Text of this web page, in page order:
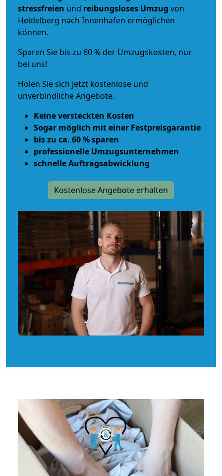
stressfreien und reibungsloses Umzug von
Heidelberg nach Innenhafen ermöglichen
können.
Sparen Sie bis zu 60 % der Umzugskosten, nur
bei uns!
Holen Sie sich jetzt kostenlose und
unverbindliche Angebote.
Keine versteckten Kosten
Sogar möglich mit einer Festpreisgarantie
bis zu ca. 60 % sparen
professionelle Umzugsunternehmen
schnelle Auftragsabwicklung
Kostenlose Angebote erhalten